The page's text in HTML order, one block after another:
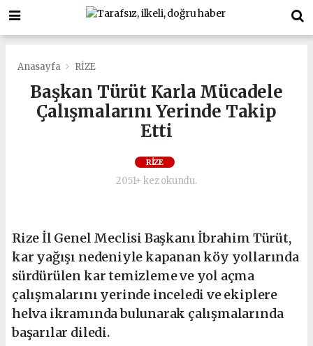
Anasayfa RİZE
Başkan Türüt Karla Mücadele
Çalışmalarını Yerinde Takip
Etti
RİZE
2051+ kez okundu.
Rize İl Genel Meclisi Başkanı İbrahim Türüt,
kar yağışı nedeniyle kapanan köy yollarında
sürdürülen kar temizleme ve yol açma
çalışmalarını yerinde inceledi ve ekiplere
helva ikramında bulunarak çalışmalarında
başarılar diledi.